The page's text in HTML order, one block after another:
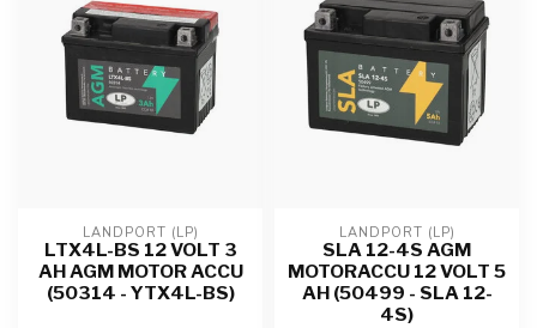
LANDPORT (LP)
LTX4L-BS 12 VOLT 3
AH AGM MOTOR ACCU
(50314 - YTX4L-BS)
LANDPORT (LP)
SLA 12-4S AGM
MOTORACCU 12 VOLT 5
AH (50499 - SLA 12-
4S)